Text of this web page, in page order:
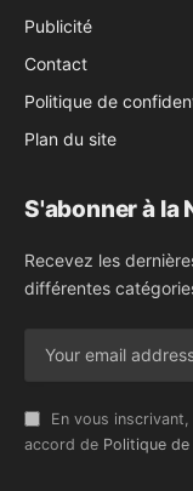
Publicité
Contact
Politique de
Plan du site
S'abonner à la
Recevez les
différentes
En vous
accord de Politique